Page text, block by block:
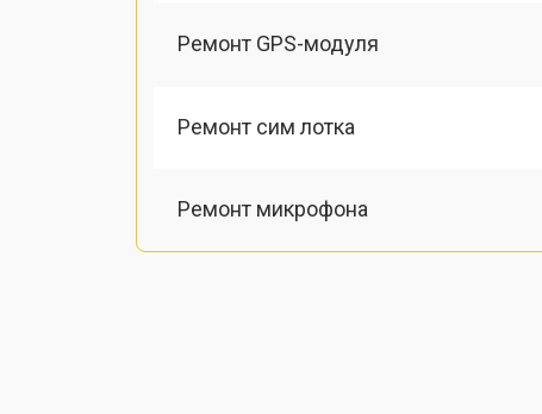
Ремонт GPS-модуля
Ремонт сим лотка
Ремонт микрофона